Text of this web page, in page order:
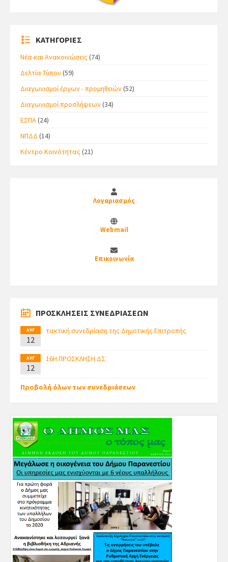
ΚΑΤΗΓΟΡΙΕΣ
Νέα και Ανακοινώσεις(74)
Δελτία Τύπου (59)
Διαγωνισμοί έργων - προμηθειών(52)
Διαγωνισμοί προσλήψεων(34)
ΕΣΠΑ(24)
ΝΠΔΔ (14)
Κέντρο Κοινότητας(21)
Λογαριασμός
Webmail
Επικοινωνία
ΠΡΟΣΚΛΗΣΕΙΣ ΣΥΝΕΔΡΙΑΣΕΩΝ
ΑΥΓ
12
τακτική συνεδρίαση της Δημοτικής Επιτροπής
ΑΥΓ
12
16Η ΠΡΟΣΚΛΗΣΗ ΔΣ
Προβολή όλων των συνεδριάσεων